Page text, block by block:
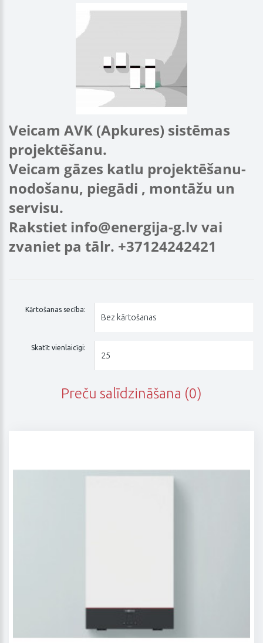
Veicam AVK (Apkures) sistēmas
projektēšanu.
Veicam gāzes katlu projektēšanu-
nodošanu, piegādi , montāžu un
servisu.
Rakstiet info@energija-g.lv vai
zvaniet pa tālr. +37124242421
Kārtošanas secība:
Skatīt vienlaicīgi:
Preču salīdzināšana (0)